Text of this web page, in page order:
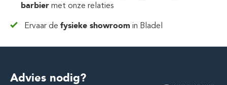
barbier met onze relaties
Ervaar de fysieke showroom in Bladel
Advies nodig?